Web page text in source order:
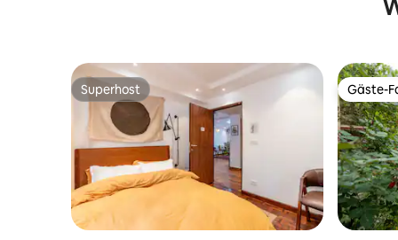
Superhost
Superhost Gäste-
Gäste-